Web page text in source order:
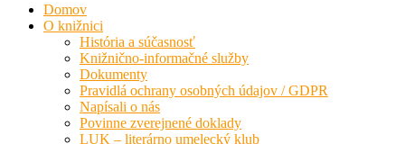
Domov
O knižnici
História a súčasnosť
Knižnično-informačné služby
Dokumenty
Pravidlá ochrany osobných údajov / GDPR
Napísali o nás
Povinne zverejnené doklady
LUK – literárno umelecký klub